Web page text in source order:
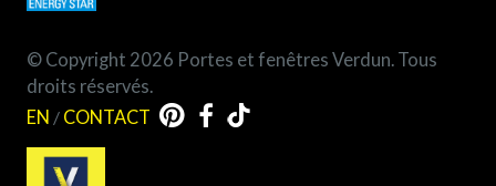
© Copyright 2026 Portes et fenêtres Verdun. Tous
droits réservés.
EN / CONTACT